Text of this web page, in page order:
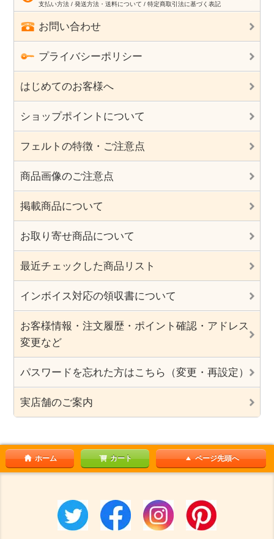
支払い方法 / 発送方法・送料について / 特定商取引法に基づく表記
お問い合わせ
プライバシーポリシー
はじめてのお客様へ
ショップポイントについて
フェルトの特徴・ご注意点
商品画像のご注意点
掲載商品について
お取り寄せ商品について
最近チェックした商品リスト
インボイス対応の領収書について
お客様情報・注文履歴・ポイント確認・アドレス
変更など
パスワードを忘れた方はこちら（変更・再設定）
実店舗のご案内
ホーム カート ページ先頭へ